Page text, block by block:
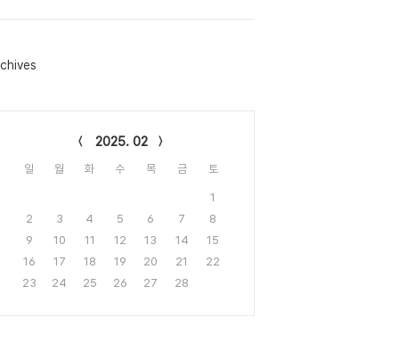
2025. 02
일 월 화 수 목 금 토
1
2
3 4 5 6 7
8
9
10 11 12 13 14
15
16
17 18 19 20 21
22
23
24 25 26 27 28